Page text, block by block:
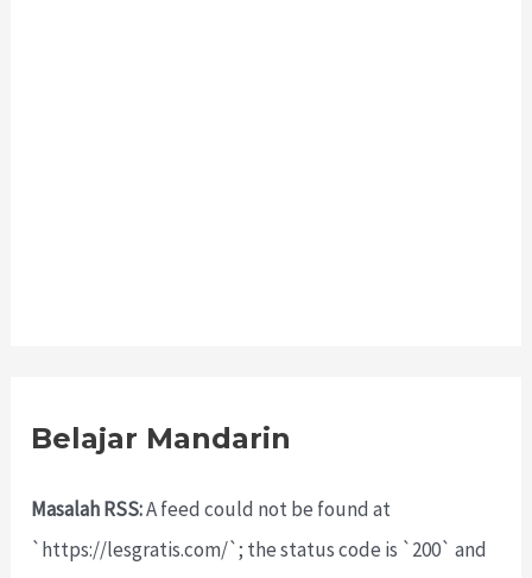
Belajar Mandarin
Masalah RSS:A feed could not be found at
`https://lesgratis.com/`; the status code is `200` and